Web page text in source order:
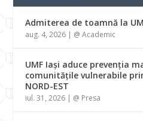
Admiterea de toamnă la
aug. 4, 2026 | @ Academic
UMF Iași aduce prevenția
comunitățile vulnerabile
NORD-EST
iul. 31, 2026 | @ Presa